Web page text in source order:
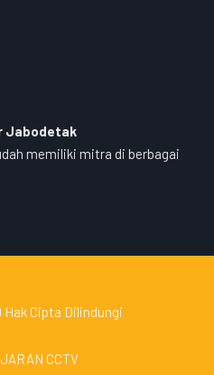
Jabodetak
memiliki mitra di berbagai
Cipta Dilindungi